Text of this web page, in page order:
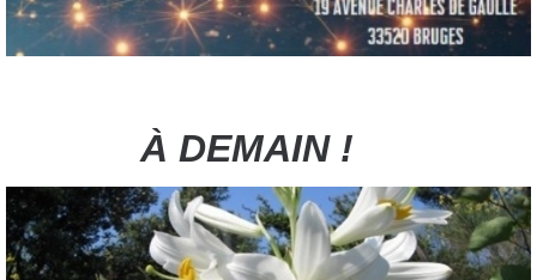
À DEMAIN !